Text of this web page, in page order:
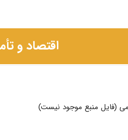
اقتصاد و
(فایل منبع موجود نیست)